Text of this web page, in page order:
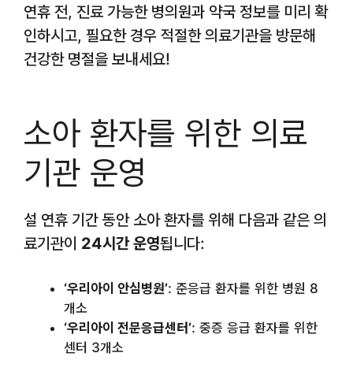
연휴 전, 진료 가능한 병의원과 약국 정보를 미리 확
인하시고, 필요한 경우 적절한 의료기관을 방문해
건강한 명절을 보내세요!
소아 환자를 위한 의료
기관 운영
설 연휴 기간 동안 소아 환자를 위해 다음과 같은 의
료기관이 24시간 운영됩니다:
‘우리아이 안심병원’: 준응급 환자를 위한 병원 8
개소
‘우리아이 전문응급센터’: 중증 응급 환자를 위한
센터 3개소